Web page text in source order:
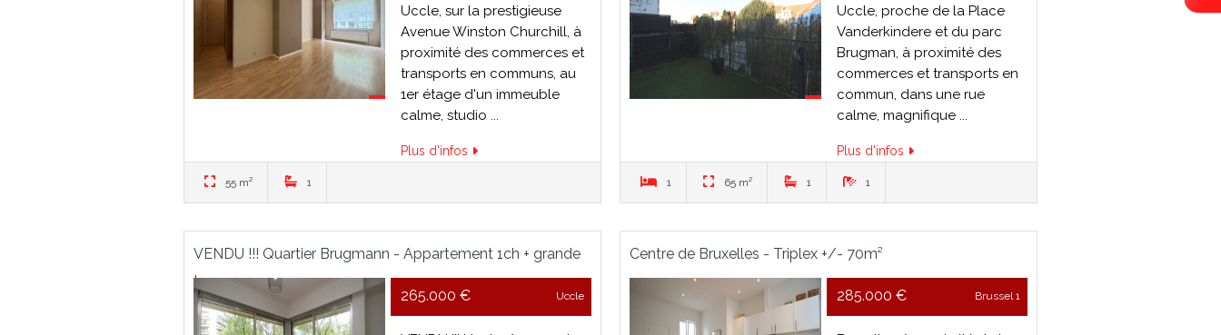
Uccle, sur la prestigieuse
Avenue Winston Churchill, à
proximité des commerces et
transports en communs, au
1er étage d'un immeuble
calme, studio ...
Plus d'infos
55 m² 1
Uccle, proche de la Place
Vanderkindere et du parc
Brugman, à proximité des
commerces et transports en
commun, dans une rue
calme, magnifique ...
Plus d'infos
1 65 m² 1 1
VENDU !!! Quartier Brugmann - Appartement 1ch + grande
terrasse
265.000 € Uccle
Centre de Bruxelles - Triplex +/- 70m²
285.000 € Brussel 1